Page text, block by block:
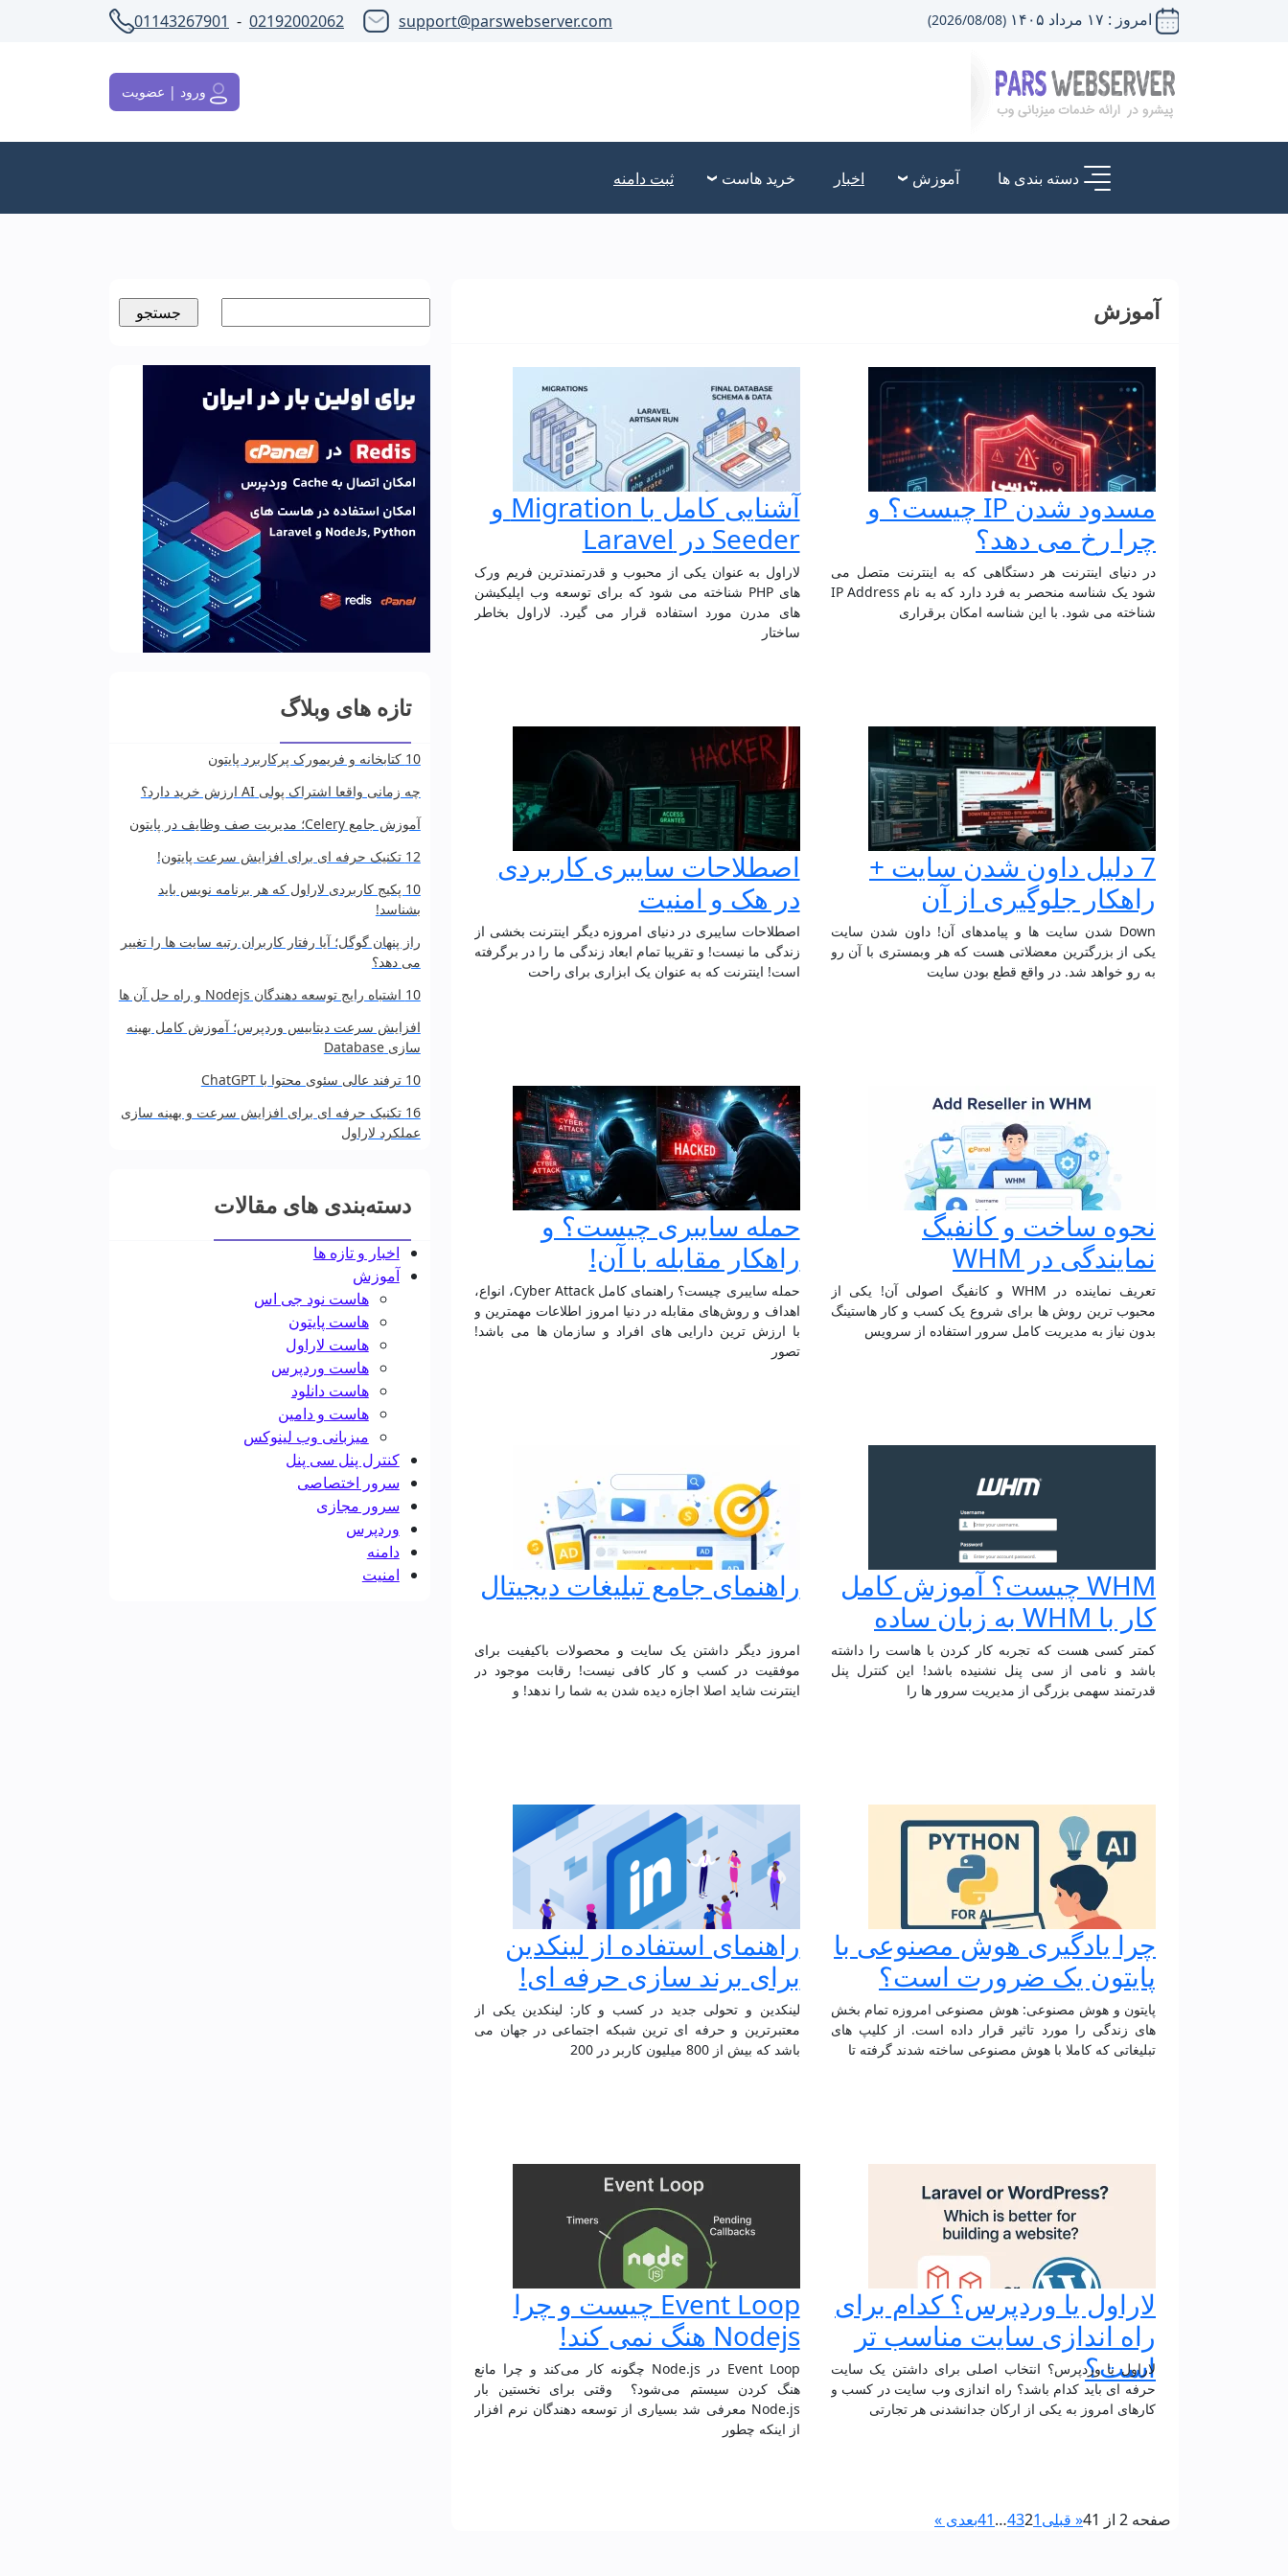
امروز : ۱۷ مرداد ۱۴۰۵ (2026/08/08)
support@parswebserver.com
02192002062
-
01143267901
ورود | عضویت
دسته بندی ها آموزش اخبار خرید هاست ثبت دامنه
آموزش
مسدود شدن IP چیست؟ و
چرا رخ می دهد؟
در دنیای اینترنت هر دستگاهی که به اینترنت متصل می
شود یک شناسه منحصر به فرد دارد که به نام IP Address
شناخته می شود. با این شناسه امکان برقراری
آشنایی کامل با Migration و
Seeder در Laravel
لاراول به عنوان یکی از محبوب و قدرتمندترین فریم ورک
های PHP شناخته می شود که برای توسعه وب اپلیکیشن
های مدرن مورد استفاده قرار می گیرد. لاراول بخاطر
ساختار
7 دلیل داون شدن سایت +
راهکار جلوگیری از آن
Down شدن سایت ها و پیامدهای آن! داون شدن سایت
یکی از بزرگترین معضلاتی هست که هر وبمستری با آن رو
به رو خواهد شد. در واقع قطع بودن سایت
اصطلاحات سایبری کاربردی
در هک و امنیت
اصطلاحات سایبری در دنیای امروزه دیگر اینترنت بخشی از
زندگی ما نیست! و تقریبا تمام ابعاد زندگی ما را در برگرفته
است! اینترنت که به عنوان یک ابزاری برای راحت
نحوه ساخت و کانفیگ
نمایندگی در WHM
تعریف نماینده در WHM و کانفیگ اصولی آن! یکی از
محبوب ترین روش ها برای شروع یک کسب و کار هاستینگ
بدون نیاز به مدیریت کامل سرور استفاده از سرویس
حمله سایبری چیست؟ و
راهکار مقابله با آن!
حمله سایبری چیست؟ راهنمای کامل Cyber Attack، انواع،
اهداف و روش‌های مقابله در دنیا امروز اطلاعات مهمترین و
با ارزش ترین دارایی های افراد و سازمان ها می باشد!
تصور
WHM چیست؟ آموزش کامل
کار با WHM به زبان ساده
کمتر کسی هست که تجربه کار کردن با هاست را داشته
باشد و نامی از سی پنل نشنیده باشد! این کنترل پنل
قدرتمند سهمی بزرگی از مدیریت سرور ها را
راهنمای جامع تبلیغات دیجیتال
امروز دیگر داشتن یک سایت و محصولات باکیفیت برای
موفقیت در کسب و کار کافی نیست! رقابت موجود در
اینترنت شاید اصلا اجازه دیده شدن به شما را ندهد! و
چرا یادگیری هوش مصنوعی با
پایتون یک ضرورت است؟
پایتون و هوش مصنوعی: هوش مصنوعی امروزه تمام بخش
های زندگی را مورد تاثیر قرار داده است. از کلیپ های
تبلیغاتی که کاملا با هوش مصنوعی ساخته شدند گرفته تا
راهنمای استفاده از لینکدین
برای برند سازی حرفه ای!
لینکدین و تحولی جدید در کسب و کار: لینکدین یکی از
معتبرترین و حرفه ای ترین شبکه اجتماعی در جهان می
باشد که بیش از 800 میلیون کاربر در 200
لاراول یا وردپرس؟ کدام برای
راه اندازی سایت مناسب تر
است؟
لاراول یا وردپرس؟ انتخاب اصلی برای داشتن یک سایت
حرفه ای باید کدام باشد؟ راه اندازی وب سایت در کسب و
کارهای امروز به یکی از ارکان جدانشدنی هر تجارتی
Event Loop چیست و چرا
Nodejs هنگ نمی کند!
Event Loop در Node.js چگونه کار می‌کند و چرا مانع
هنگ‌ کردن سیستم می‌شود؟ وقتی برای نخستین بار
Node.js معرفی شد بسیاری از توسعه دهندگان نرم افزار
از اینکه چطور
صفحه 2 از 41 « قبلی1
2
3
4
…
41بعدی »
تازه های وبلاگ
10 کتابخانه و فریمورک پرکاربرد پایتون
چه زمانی واقعا اشتراک پولی AI ارزش خرید دارد؟
آموزش جامع Celery؛ مدیریت صف وظایف در پایتون
12 تکنیک حرفه ای برای افزایش سرعت پایتون!
10 پکیج کاربردی لاراول که هر برنامه‌ نویس باید
بشناسد!
راز پنهان گوگل؛ آیا رفتار کاربران رتبه سایت‌ ها را تغییر
می‌ دهد؟
10 اشتباه رایج توسعه‌ دهندگان Nodejs و راه حل آن‌ ها
افزایش سرعت دیتابیس وردپرس؛ آموزش کامل بهینه‌
سازی Database
10 ترفند عالی سئوی محتوا با ChatGPT
16 تکنیک حرفه‌ ای برای افزایش سرعت و بهینه‌ سازی
عملکرد لاراول
دسته‌بندی های مقالات
اخبار و تازه ها
آموزش
هاست نود جی اس
هاست پایتون
هاست لاراول
هاست وردپرس
هاست دانلود
هاست و دامین
میزبانی وب لینوکس
کنترل پنل سی پنل
سرور اختصاصی
سرور مجازی
وردپرس
دامنه
امنیت